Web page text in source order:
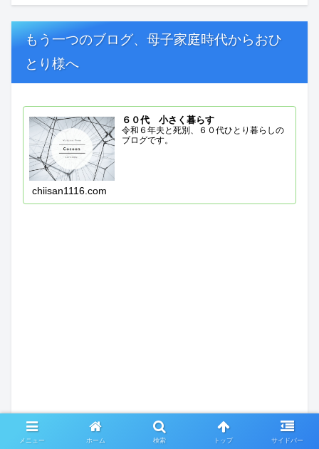
もう一つのブログ、母子家庭時代からおひ
とり様へ
６０代 小さく暮らす
令和６年夫と死別、６０代ひとり暮らしの
ブログです。
chiisan1116.com
メニュー ホーム 検索 トップ サイドバー